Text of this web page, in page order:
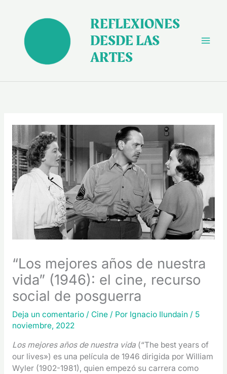
contenido
REFLEXIONES
DESDE LAS
ARTES
“Los mejores años de nuestra
vida” (1946): el cine, recurso
social de posguerra
Deja un comentario / Cine/ Por Ignacio Ilundain / 5
noviembre, 2022
Los mejores años de nuestra vida(“The best years of
our lives») es una película de 1946 dirigida por William
Wyler (1902-1981), quien empezó su carrera como